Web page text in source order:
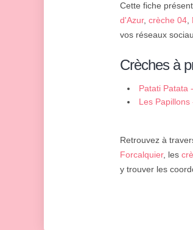
Cette fiche
d'Azur, crèche 04
vos réseaux
Crèches à
Patati Patata
Les Papillons
Retrouvez à
Forcalquier, les
y trouver les